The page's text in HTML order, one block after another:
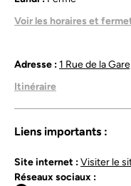
Mercredi :14h00 - 18h00
Vendredi :14h00 - 18h00
Dimanche :
14h – 18h
Juillet et août :
Voir les horaires et
Adresse :1 Rue de la
Itinéraire
Liens importants :
Site internet :Visiter le
Réseaux sociaux :